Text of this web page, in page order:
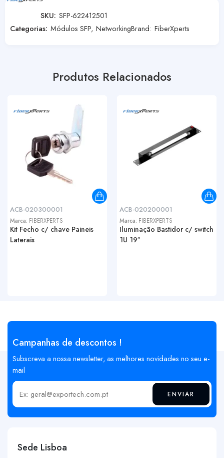
SKU: SFP-622412501
Categorias: Módulos SFP, NetworkingBrand: FiberXperts
Produtos Relacionados
ACB-020300001
Marca: FIBERXPERTS
Kit Fecho c/ chave Paineis
Laterais
ACB-020200001
Marca: FIBERXPERTS
Iluminação Bastidor c/ switch
1U 19″
Campanhas de descontos !
Subscreva a nossa newsletter, as melhores novidades no seu e-
mail
Insira o seu email ENVIAR
Sede Lisboa